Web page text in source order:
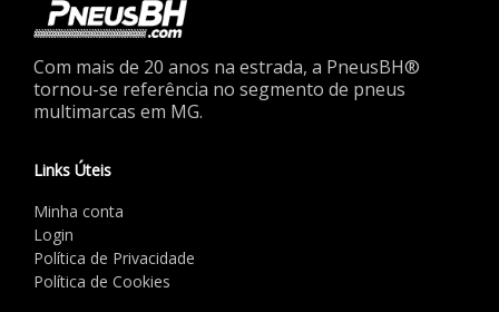
Com mais de 20 anos na estrada, a PneusBH®
tornou-se referência no segmento de pneus
multimarcas em MG.
Links Úteis
Minha conta
Login
Política de Privacidade
Política de Cookies